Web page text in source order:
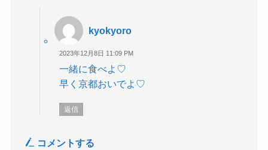
kyokyoro
2023年12月8日 11:09 PM
一緒に食べよ♡
早く京都おいでよ♡
返信
コメントする